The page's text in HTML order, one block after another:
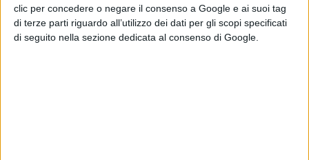
clic per concedere o negare il consenso a Google e ai suoi tag
di terze parti riguardo all’utilizzo dei dati per gli scopi specificati
di seguito nella sezione dedicata al consenso di Google.
Articoli recenti